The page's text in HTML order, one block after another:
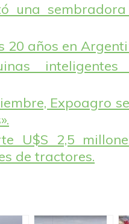
una
20 años en
Expoagro
U$S 2,5
de tractores.